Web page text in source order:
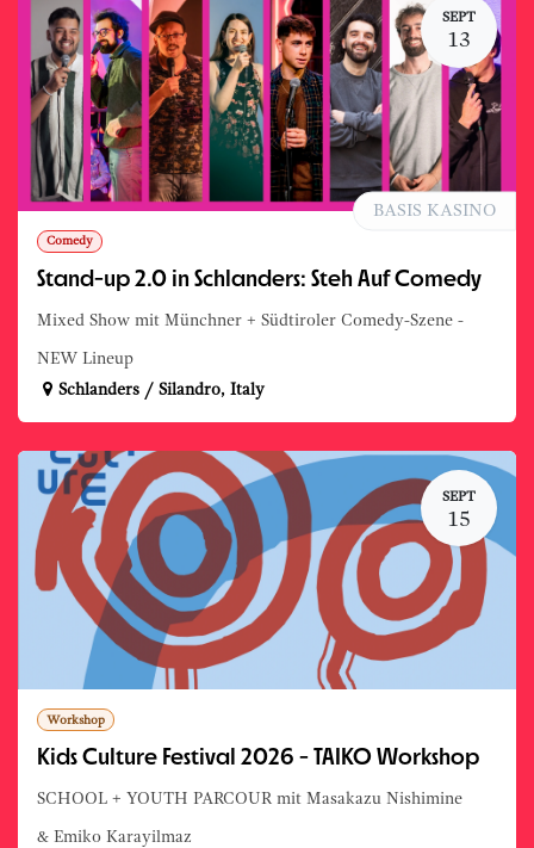
SEPT
13
Comedy
Stand-up 2.0 in Schlanders: Steh Auf Comedy
Mixed Show mit Münchner + Südtiroler Comedy-Szene -
NEW Lineup
BASIS KASINO
Schlanders / Silandro, Italy
SEPT
15
Workshop
Kids Culture Festival 2026 - TAIKO Workshop
SCHOOL + YOUTH PARCOUR mit Masakazu Nishimine
& Emiko Karayilmaz